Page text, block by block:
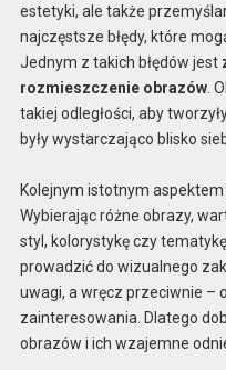
estetyki, ale także
najczęstsze błędy, które
Jednym z takich błędów jest
rozmieszczenie obrazów.
takiej odległości, aby
były wystarczająco blisko
Kolejnym istotnym
Wybierając różne obrazy,
styl, kolorystykę czy
prowadzić do wizualnego
uwagi, a wręcz przeciwnie –
zainteresowania. Dlatego
obrazów i ich wzajemne